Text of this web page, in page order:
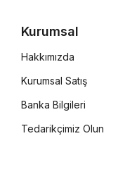
Kurumsal
Hakkımızda
Kurumsal Satış
Banka Bilgileri
Tedarikçimiz Olun